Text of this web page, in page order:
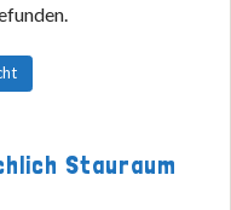
Stauraum